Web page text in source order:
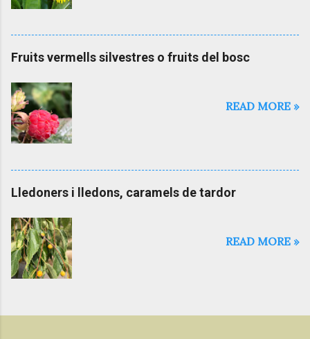
Fruits vermells silvestres o fruits del bosc
READ MORE »
Lledoners i lledons, caramels de tardor
READ MORE »